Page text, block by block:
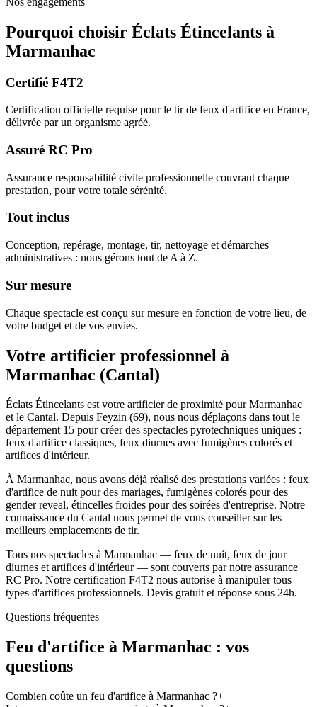
Pourquoi choisir Éclats Étincelants à
Marmanhac
Certifié F4T2
Certification officielle requise pour le tir de feux d'artifice en France,
délivrée par un organisme agréé.
Assuré RC Pro
Assurance responsabilité civile professionnelle couvrant chaque
prestation, pour votre totale sérénité.
Tout inclus
Conception, repérage, montage, tir, nettoyage et démarches
administratives : nous gérons tout de A à Z.
Sur mesure
Chaque spectacle est conçu sur mesure en fonction de votre lieu, de
votre budget et de vos envies.
Votre artificier professionnel à
Marmanhac (Cantal)
Éclats Étincelants est votre artificier de proximité pour Marmanhac
et le Cantal. Depuis Feyzin (69), nous nous déplaçons dans tout le
département 15 pour créer des spectacles pyrotechniques uniques :
feux d'artifice classiques, feux diurnes avec fumigènes colorés et
artifices d'intérieur.
À Marmanhac, nous avons déjà réalisé des prestations variées : feux
d'artifice de nuit pour des mariages, fumigènes colorés pour des
gender reveal, étincelles froides pour des soirées d'entreprise. Notre
connaissance du Cantal nous permet de vous conseiller sur les
meilleurs emplacements de tir.
Tous nos spectacles à Marmanhac — feux de nuit, feux de jour
diurnes et artifices d'intérieur — sont couverts par notre assurance
RC Pro. Notre certification F4T2 nous autorise à manipuler tous
types d'artifices professionnels. Devis gratuit et réponse sous 24h.
Questions fréquentes
Feu d'artifice à Marmanhac : vos
questions
Combien coûte un feu d'artifice à Marmanhac ?+